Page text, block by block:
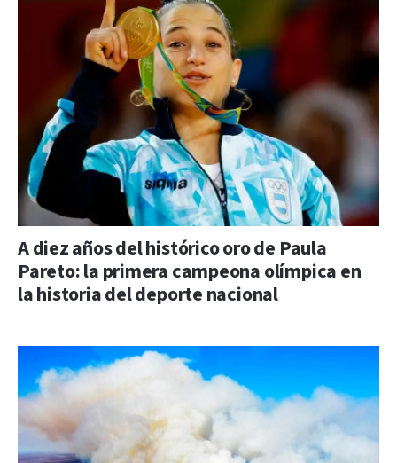
A diez años del histórico oro de Paula
Pareto: la primera campeona olímpica en
la historia del deporte nacional